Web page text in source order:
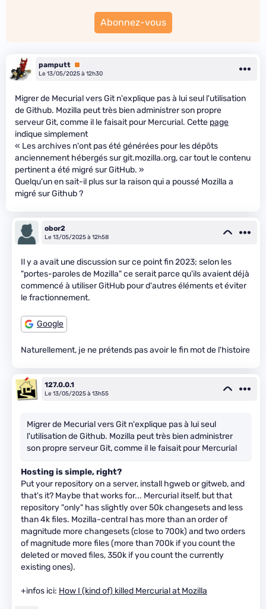
Abonnez-vous
pamputt Premium
Le 13/05/2025 à 12h30
Migrer de Mecurial vers Git n'explique pas à lui seul l'utilisation
de Github. Mozilla peut très bien administrer son propre
serveur Git, comme il le faisait pour Mercurial. Cette page
indique simplement
« Les archives n'ont pas été générées pour les dépôts
anciennement hébergés sur git.mozilla.org, car tout le contenu
pertinent a été migré sur GitHub. »
Quelqu'un en sait-il plus sur la raison qui a poussé Mozilla a
migré sur Github ?
obor2
Le 13/05/2025 à 12h58
Il y a avait une discussion sur ce point fin 2023; selon les
"portes-paroles de Mozilla" ce serait parce qu'ils avaient déjà
commencé à utiliser GitHub pour d'autres éléments et éviter
le fractionnement.
Google
Naturellement, je ne prétends pas avoir le fin mot de l'histoire
127.0.0.1
Le 13/05/2025 à 13h55
Migrer de Mecurial vers Git n'explique pas à lui seul
l'utilisation de Github. Mozilla peut très bien administrer
son propre serveur Git, comme il le faisait pour Mercurial
Hosting is simple, right?
Put your repository on a server, install hgweb or gitweb, and
that's it? Maybe that works for... Mercurial itself, but that
repository "only" has slightly over 50k changesets and less
than 4k files. Mozilla-central has more than an order of
magnitude more changesets (close to 700k) and two orders
of magnitude more files (more than 700k if you count the
deleted or moved files, 350k if you count the currently
existing ones).
+infos ici: How I (kind of) killed Mercurial at Mozilla